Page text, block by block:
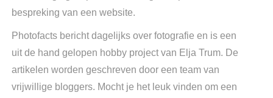
bespreking van een website.
Photofacts bericht dagelijks over fotografie en is een
uit de hand gelopen hobby project van Elja Trum. De
artikelen worden geschreven door een team van
vrijwillige bloggers. Mocht je het leuk vinden om een